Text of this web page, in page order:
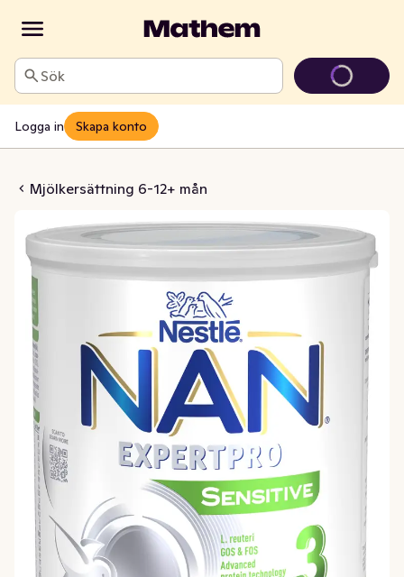
Sök
Logga in Skapa konto
Mjölkersättning 6-12+ mån
3 Mjölkdryck